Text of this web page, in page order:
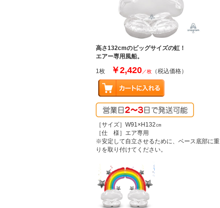
高さ132cmのビッグサイズの虹！
エアー専用風船。
1枚 ￥2,420／枚 （税込価格）
［サイズ］W91×H132㎝
［仕 様］エア専用
※安定して自立させるために、ベース底部に重
りを取り付けてください。